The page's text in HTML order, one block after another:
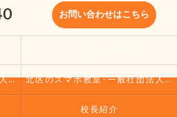
お問い合わせはこちら
北区のスマホ教室･一般社団法人大人の小学校の評判 北区のスマホ教室･一般社団法人大人の小学校のお客様の声
校長紹介